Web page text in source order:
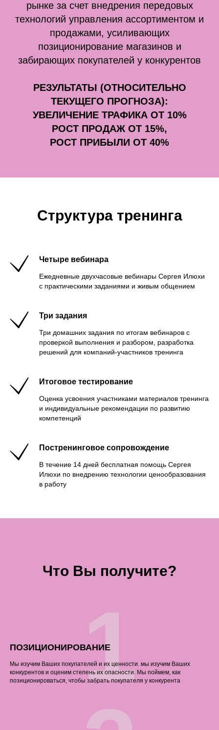
рынке за счет внедрения передовых
технологий управления ассортиментом и
продажами, усиливающих
позиционирование магазинов и
забирающих покупателей у конкурентов
РЕЗУЛЬТАТЫ (ОТНОСИТЕЛЬНО
ТЕКУЩЕГО ПРОГНОЗА):
УВЕЛИЧЕНИЕ ТРАФИКА ОТ 10%
РОСТ ПРОДАЖ ОТ 15%,
РОСТ ПРИБЫЛИ ОТ 40%
Структура тренинга
Четыре вебинара
Ежедневные двухчасовые вебинары Сергея Илюхи
с практическими заданиями и живым общением
Три задания
Три домашних задания по итогам вебинаров с
проверкой выполнения и разбором, разработка
решений для компаний-участников тренинга
Итоговое тестирование
Оценка усвоения участниками материалов тренинга
и индивидуальные рекомендации по развитию
компетенций
Постренинговое сопровождение
В течение 14 дней бесплатная помощь Сергея
Илюхи по внедрению технологии ценообразования
в работу
Что Вы получите?
ПОЗИЦИОНИРОВАНИЕ
Мы изучим Ваших покупателей и их ценности. мы изучим Ваших
конкурентов и оценим степень их опасности. Мы поймем, как
позиционироваться, чтобы забрать покупателя у конкурента
1